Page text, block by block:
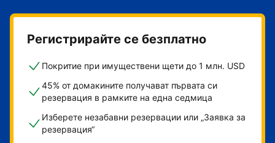
своя пансион със закуска
Регистрирайте се безплатно
Покритие при имуществени щети до 1 млн. USD
45% от домакините получават първата си
резервация в рамките на една седмица
Изберете незабавни резервации или „Заявка за
резервация“